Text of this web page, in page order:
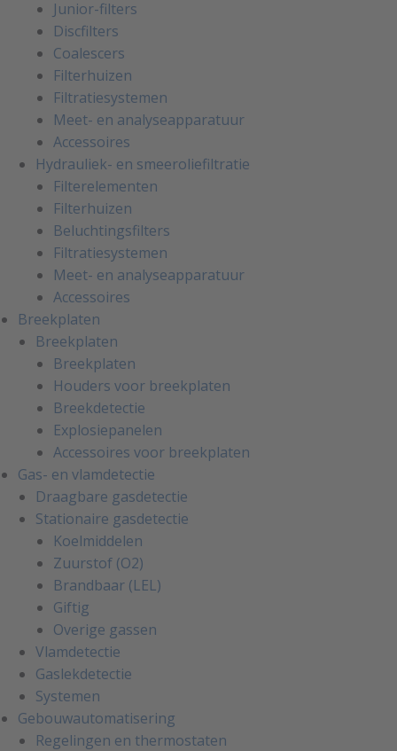
Junior-filters
Discfilters
Coalescers
Filterhuizen
Filtratiesystemen
Meet- en analyseapparatuur
Accessoires
Hydrauliek- en smeeroliefiltratie
Filterelementen
Filterhuizen
Beluchtingsfilters
Filtratiesystemen
Meet- en analyseapparatuur
Accessoires
Breekplaten
Breekplaten
Breekplaten
Houders voor breekplaten
Breekdetectie
Explosiepanelen
Accessoires voor breekplaten
Gas- en vlamdetectie
Draagbare gasdetectie
Stationaire gasdetectie
Koelmiddelen
Zuurstof (O2)
Brandbaar (LEL)
Giftig
Overige gassen
Vlamdetectie
Gaslekdetectie
Systemen
Gebouwautomatisering
Regelingen en thermostaten